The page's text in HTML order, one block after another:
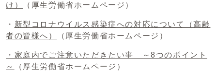
け）
（厚生労働省ホームページ）
・ 新型コロナウイルス感染症への対応について（高齢
者の皆様へ）
（厚生労働省ホームページ）
・家庭内でご注意いただきたい事 ～8つのポイント
～
（厚生労働省ホームページ）